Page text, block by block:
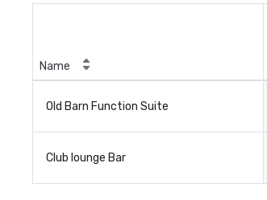
Name
Old Barn Function Suite
Club lounge Bar